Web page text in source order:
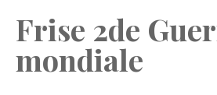
Frise 2de
mondiale